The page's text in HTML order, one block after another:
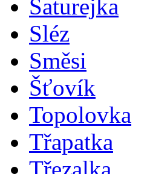
Saturejka
Sléz
Směsi
Šťovík
Topolovka
Třapatka
Třezalka